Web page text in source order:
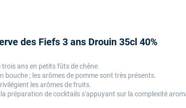
des Fiefs 3 ans Drouin 35cl 40%
trois ans en petits fûts de chêne.
bouche ; les arômes de pomme sont très présents.
les arômes de fruits.
préparation de cocktails s'appuyant sur la complexité